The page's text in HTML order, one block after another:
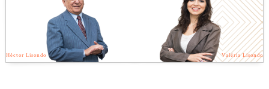
Héctor Lisondo Valéria Lisondo